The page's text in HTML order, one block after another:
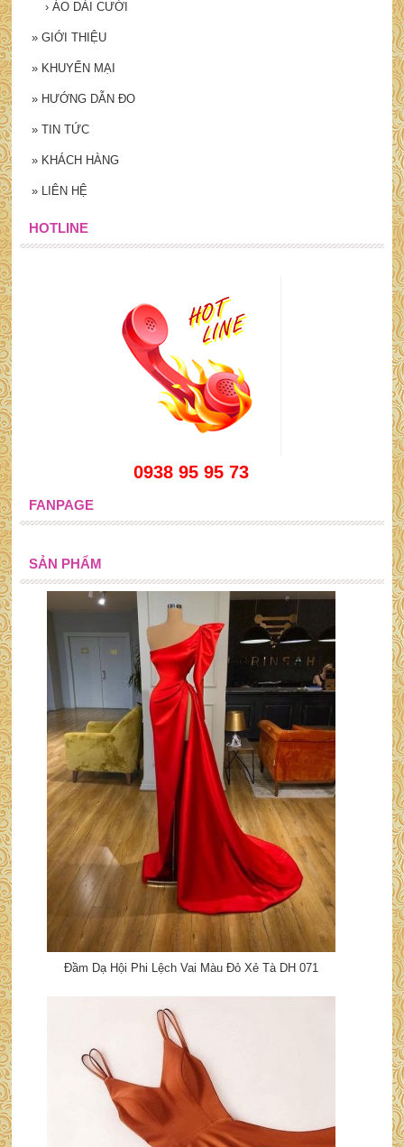
› ÁO DÀI CƯỚI
» GIỚI THIỆU
» KHUYẾN MẠI
» HƯỚNG DẪN ĐO
» TIN TỨC
» KHÁCH HÀNG
» LIÊN HỆ
HOTLINE
0938 95 95 73
FANPAGE
SẢN PHẨM
Đầm Dạ Hội Phi Lệch Vai Màu Đỏ Xẻ Tà DH 071